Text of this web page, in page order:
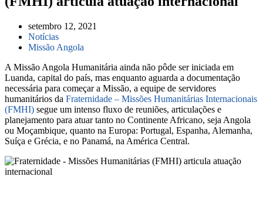
setembro 12, 2021
Notícias
Missão Angola
A Missão Angola Humanitária ainda não pôde ser iniciada em
Luanda, capital do país, mas enquanto aguarda a documentação
necessária para começar a Missão, a equipe de servidores
humanitários da Fraternidade – Missões Humanitárias Internacionais
(FMHI) segue um intenso fluxo de reuniões, articulações e
planejamento para atuar tanto no Continente Africano, seja Angola
ou Moçambique, quanto na Europa: Portugal, Espanha, Alemanha,
Suíça e Grécia, e no Panamá, na América Central.